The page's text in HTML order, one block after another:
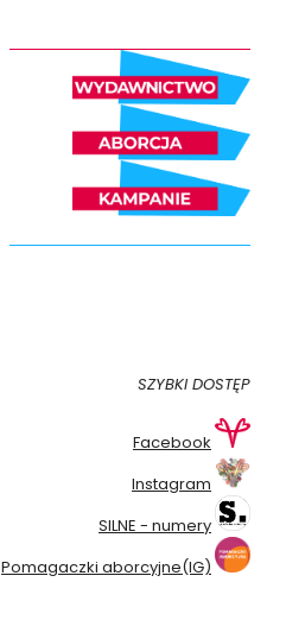
SZYBKI DOSTĘP
Facebook
Instagram
SILNE - numery
Pomagaczki aborcyjne(IG)